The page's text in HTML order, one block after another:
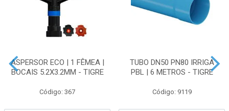
ASPERSOR ECO | 1 FÊMEA |
BOCAIS 5.2X3.2MM - TIGRE
Código: 367
TUBO DN50 PN80 IRRIGA
PBL | 6 METROS - TIGRE
Código: 9119